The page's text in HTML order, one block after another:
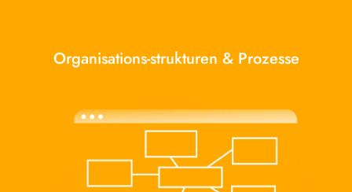
Organisations-strukturen & Prozesse